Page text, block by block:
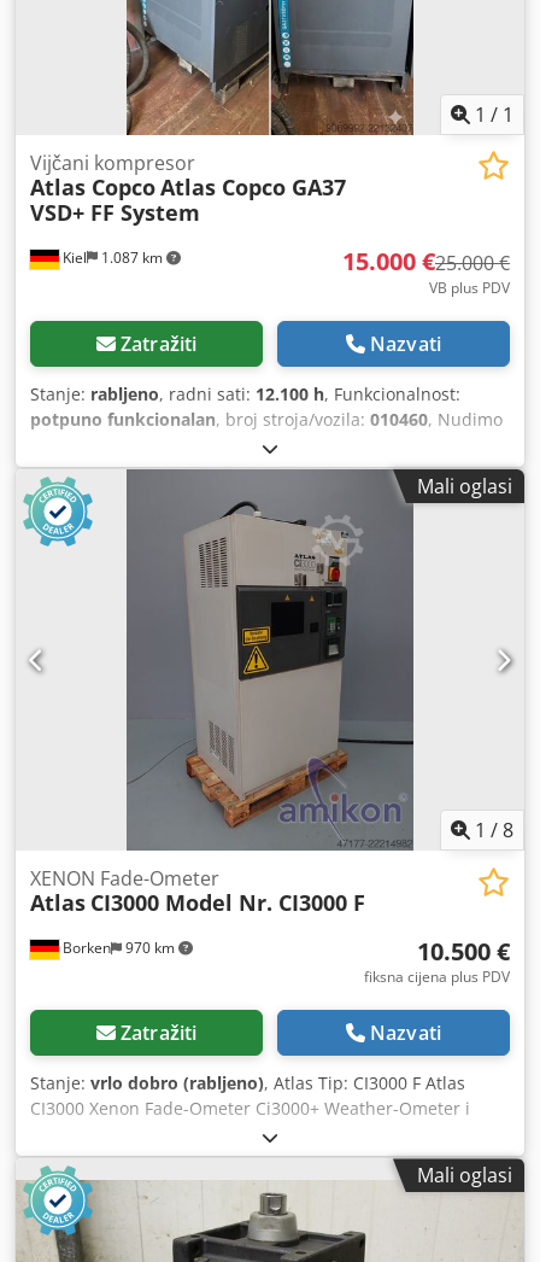
1 / 1
Kiel 1.087 km
Vijčani kompresor
Atlas CopcoAtlas Copco GA37
VSD+ FF System
15.000 €25.000 €
VB plus PDV
Zatražiti Nazvati
Stanje: rabljeno, radni sati: 12.100 h, Funkcionalnost:
potpuno funkcionalan, broj stroja/vozila: 010460, Nudimo
snažni industrijski kompresor marke Atlas Copco za
prodaju. Uređaj je rabljen, redovito ga je održavalo stručno
osoblje i odmah je spreman za upotrebu. Tehnički podaci:
Tip: GA37 VSD+ FF (VSD+ tehnologija za najveću energetsku
učinkovitost) Radni sati: 12.100 sati Stanje: Rabljen, vrlo
dobro održavan i odmah spreman za upotrebu.
Dwsdpjzdqz Djfx Alysa Kompresor se može pregledati i
testirati pod naponom u našoj lokaciji u Kielu, uz
prethodni dogovor o terminu.
Mali oglasi
1 /8
Borken 970 km
XENON Fade-Ometer
Atlas CI3000 Model Nr. CI3000 F
10.500 €
fiksna cijena plus PDV
Zatražiti Nazvati
Stanje: vrlo dobro (rabljeno), Atlas Tip: CI3000 F Atlas
CI3000 Xenon Fade-Ometer Ci3000+ Weather-Ometer i
Fade-Ometer sa svojim naprednim digitalnim sustavima
upravljanja predstavljaju značajna postignuća u primjeni
digitalnih i optičkih tehnologija u jednostavno upravljanim
laboratorijskim uređajima za simulaciju starenja na
vremenske uvjete. Serija 3000 je odobrena od strane
Mali oglasi